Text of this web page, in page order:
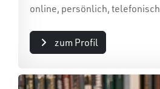
online, persönlich, telefonisch
zum Profil